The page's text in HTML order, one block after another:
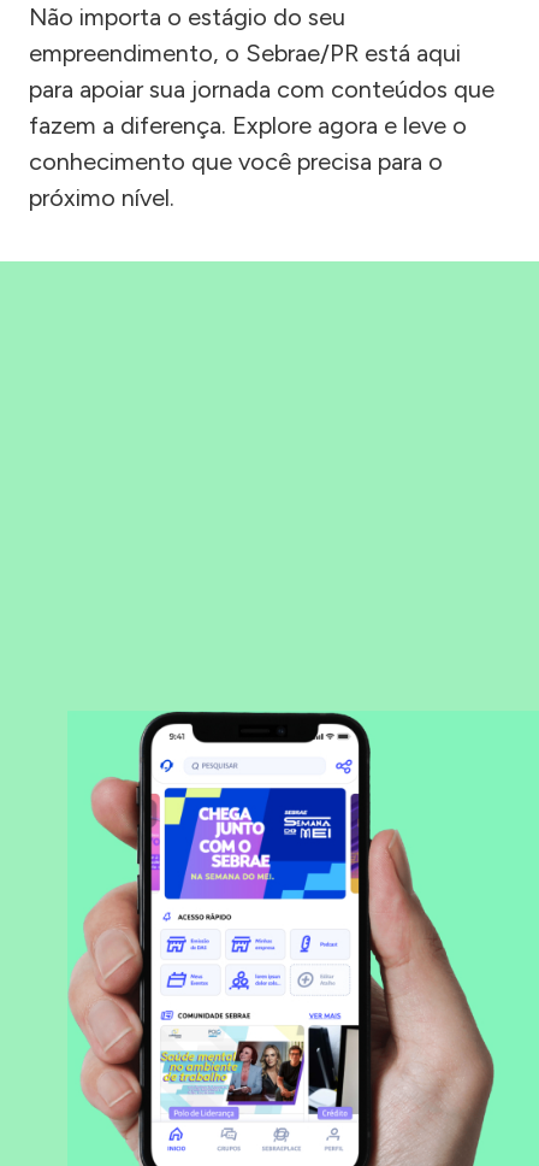
Não importa o estágio do seu
empreendimento, o Sebrae/PR está aqui
para apoiar sua jornada com conteúdos que
fazem a diferença. Explore agora e leve o
conhecimento que você precisa para o
próximo nível.